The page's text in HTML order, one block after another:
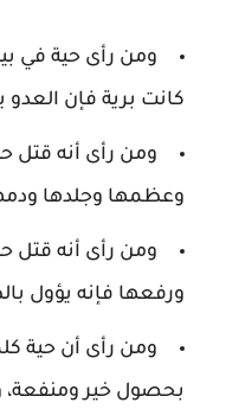
ومن رأى حية في
كانت برية فإن العدو
ومن رأى أنه قتل
وعظمها وجلدها
ومن رأى أنه قتل
ورفعها فإنه يؤول
ومن رأى أن حية
بحصول خير ومنفعة،